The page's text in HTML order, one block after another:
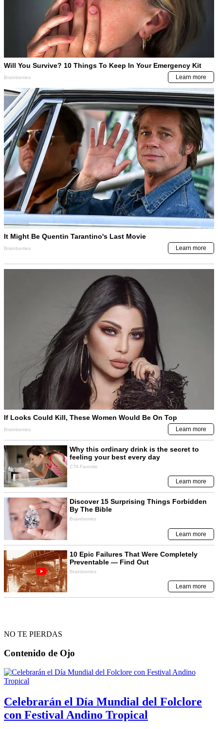
NO TE PIERDAS
Contenido de Ojo
Celebrarán el Día Mundial del Folclore
con Festival Andino Tropical